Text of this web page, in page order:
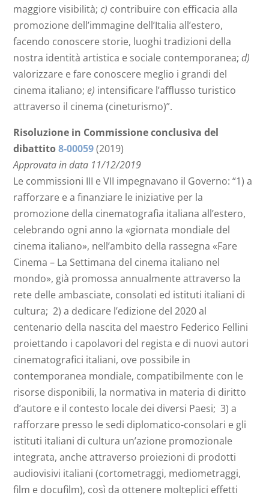
maggiore visibilità;c) contribuire con efficacia alla
promozione dell’immagine dell’Italia all’estero,
facendo conoscere storie, luoghi tradizioni della
nostra identità artistica e sociale contemporanea;d)
valorizzare e fare conoscere meglio i grandi del
cinema italiano;e) intensificare l’afflusso turistico
attraverso il cinema (cineturismo)”.
Risoluzione in Commissione conclusiva del
dibattito8-00059(2019)
Approvata in data 11/12/2019
Le commissioni III e VII impegnavano il Governo: “1) a
rafforzare e a finanziare le iniziative per la
promozione della cinematografia italiana all’estero,
celebrando ogni anno la «giornata mondiale del
cinema italiano», nell’ambito della rassegna «Fare
Cinema – La Settimana del cinema italiano nel
mondo», già promossa annualmente attraverso la
rete delle ambasciate, consolati ed istituti italiani di
cultura; 2) a dedicare l’edizione del 2020 al
centenario della nascita del maestro Federico Fellini
proiettando i capolavori del regista e di nuovi autori
cinematografici italiani, ove possibile in
contemporanea mondiale, compatibilmente con le
risorse disponibili, la normativa in materia di diritto
d’autore e il contesto locale dei diversi Paesi; 3) a
rafforzare presso le sedi diplomatico-consolari e gli
istituti italiani di cultura un’azione promozionale
integrata, anche attraverso proiezioni di prodotti
audiovisivi italiani (cortometraggi, mediometraggi,
film e docufilm), così da ottenere molteplici effetti